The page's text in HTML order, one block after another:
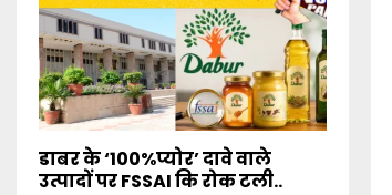
डाबर के ‘100%प्योर’ दावे वाले
उत्पादों पर FSSAI कि रोक टली..